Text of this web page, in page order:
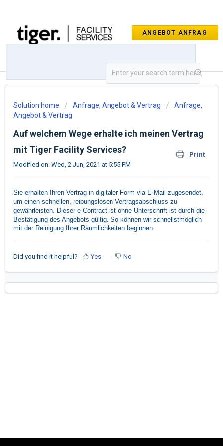
Solution home Anfrage, Angebot & Vertrag
Anfrage,
Angebot & Vertrag
Auf welchem Wege erhalte ich meinen Vertrag
mit Tiger Facility Services?
Print
Modified on: Wed, 2 Jun, 2021 at 5:55 PM
Sie erhalten Ihren Vertrag in digitaler Form via E-Mail zugesendet,
um einen schnellen, reibungslosen Vertragsabschluss zu
gewährleisten. Dieser e-Contract ist ohne Unterschrift ist durch die
Bestätigung des Angebots gültig. So können wir schnellstmöglich
mit der Reinigung Ihrer Räumlichkeiten beginnen.
Did you find it helpful? Yes No